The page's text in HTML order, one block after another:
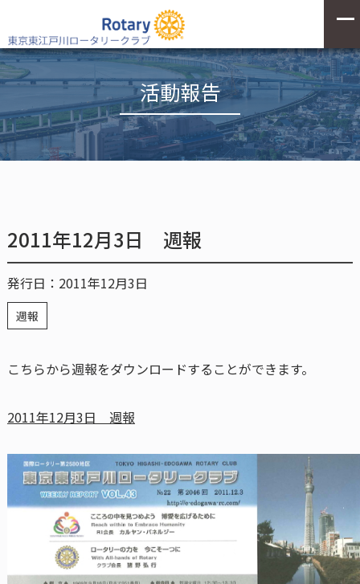
活動報告
2011年12月3日 週報
発行日：2011年12月3日
週報
こちらから週報をダウンロードすることができます。
2011年12月3日 週報